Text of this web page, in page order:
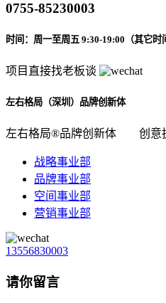
0755-85230003
时间：周一至周五 9:30-19:00（其它时
项目直接找老板谈
左右格局（深圳）品牌创新体
左右格局®品牌创新体 创意
战略事业部
品牌事业部
空间事业部
营销事业部
13556830003
请你留言